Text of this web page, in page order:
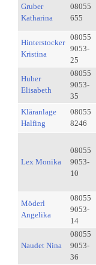
Gruber
Katharina
08055
655
Hinterstocker
Kristina
08055
9053-
25
Huber
Elisabeth
08055
9053-
35
Kläranlage
Halfing
08055
8246
Lex Monika
08055
9053-
10
Möderl
Angelika
08055
9053-
14
Naudet Nina
08055
9053-
36